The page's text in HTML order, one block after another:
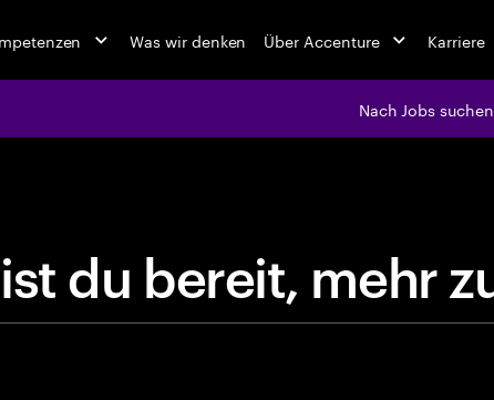
Was wir denken Über Accenture Karriere
Nach Jobs suchen
Bis tdube reit,me